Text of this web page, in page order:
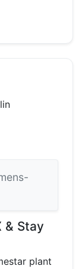
& Stay
plant